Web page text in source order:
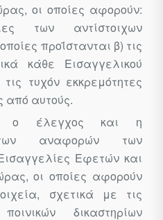
οι οποίες αφορούν:
των αντίστοιχων
προΐστανται β) τις
κάθε Εισαγγελικού
τυχόν εκκρεμότητες
από αυτούς.
ο έλεγχος και η
των αναφορών των
Εφετών και
οι οποίες αφορούν
σχετικά με τις
δικαστηρίων